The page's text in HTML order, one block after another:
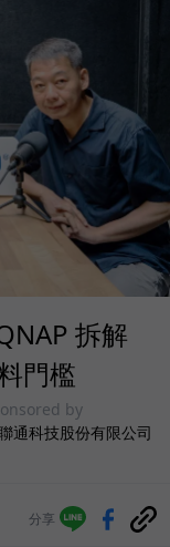
拆解
門檻
by
通科技股份有限公司
分享